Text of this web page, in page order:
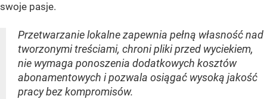
swoje pasje.
Przetwarzanie lokalne zapewnia pełną własność nad
tworzonymi treściami, chroni pliki przed wyciekiem,
nie wymaga ponoszenia dodatkowych kosztów
abonamentowych i pozwala osiągać wysoką jakość
pracy bez kompromisów.